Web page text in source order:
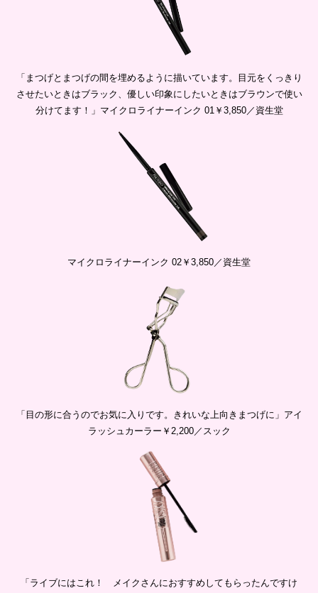
「まつげとまつげの間を埋めるように描いています。目元をくっきり
させたいときはブラック、優しい印象にしたいときはブラウンで使い
分けてます！」マイクロライナーインク 01￥3,850／資生堂
マイクロライナーインク 02￥3,850／資生堂
「目の形に合うのでお気に入りです。きれいな上向きまつげに」アイ
ラッシュカーラー￥2,200／スック
「ライブにはこれ！ メイクさんにおすすめしてもらったんですけ